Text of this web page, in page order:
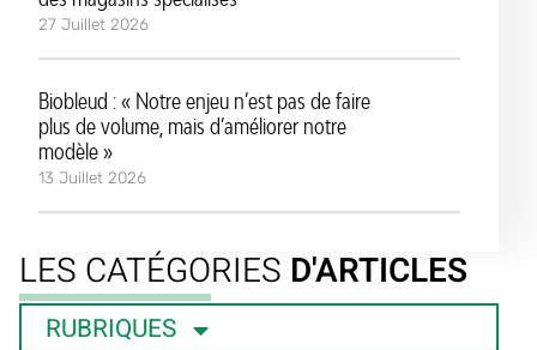
27 Juillet 2026
Biobleud : « Notre enjeu n’est pas de faire
plus de volume, mais d’améliorer notre
modèle »
13 Juillet 2026
LES CATÉGORIES D'ARTICLES
RUBRIQUES